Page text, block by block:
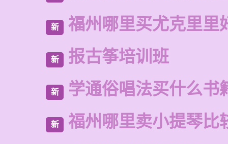
新 福州哪里买尤克里里
新 报古筝培训班
新 学通俗唱法买什么书
新 福州哪里卖小提琴比